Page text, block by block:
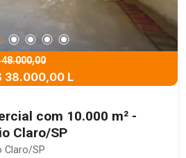
48.000,00
38.000,00 L
com 10.000 m² -
Claro/SP
Claro/SP